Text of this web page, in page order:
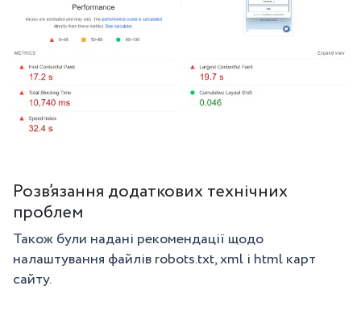
Розв’язання додаткових технічних
проблем
Також були надані рекомендації щодо
налаштування файлів robots.txt, xml і html карт
сайту.